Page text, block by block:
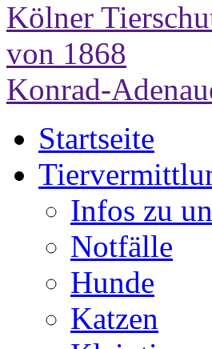
Kölner
von 1868
Konrad-
Startseite
Infos zu
Notfälle
Hunde
Katzen